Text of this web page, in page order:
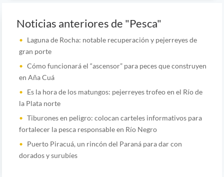
Noticias anteriores de "Pesca"
Laguna de Rocha: notable recuperación y pejerreyes de
gran porte
Cómo funcionará el “ascensor” para peces que construyen
en Aña Cuá
Es la hora de los matungos: pejerreyes trofeo en el Río de
la Plata norte
Tiburones en peligro: colocan carteles informativos para
fortalecer la pesca responsable en Río Negro
Puerto Piracuá, un rincón del Paraná para dar con
dorados y surubíes